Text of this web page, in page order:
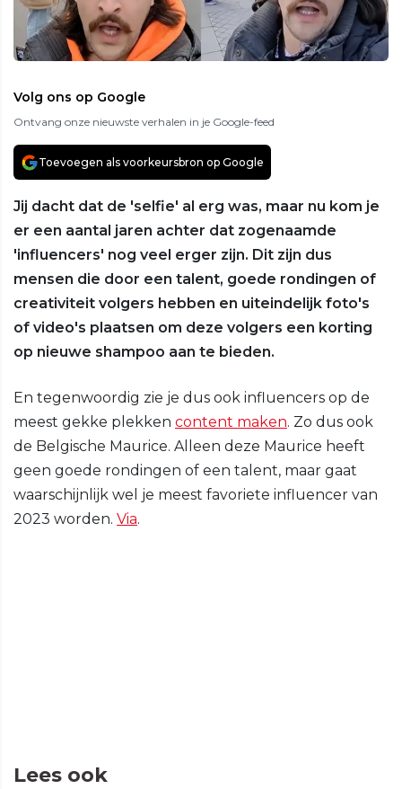
Volg ons op Google
Ontvang onze nieuwste verhalen in je Google-feed
Toevoegen als voorkeursbron op Google
Jij dacht dat de 'selfie' al erg was, maar nu kom je
er een aantal jaren achter dat zogenaamde
'influencers' nog veel erger zijn. Dit zijn dus
mensen die door een talent, goede rondingen of
creativiteit volgers hebben en uiteindelijk foto's
of video's plaatsen om deze volgers een korting
op nieuwe shampoo aan te bieden.
En tegenwoordig zie je dus ook influencers op de
meest gekke plekken content maken. Zo dus ook
de Belgische Maurice. Alleen deze Maurice heeft
geen goede rondingen of een talent, maar gaat
waarschijnlijk wel je meest favoriete influencer van
2023 worden. Via.
Lees ook